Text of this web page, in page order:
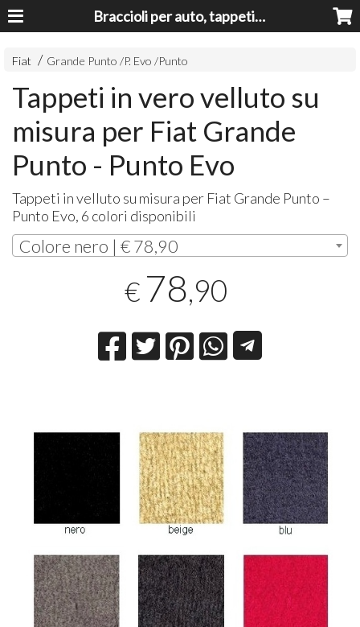
Braccioli per auto, tappeti auto, accessori auto MADE IN ITALY - Armrests, Mittelarmlehnen, Accoundoirs
Fiat Grande Punto /P. Evo /Punto
Tappeti in vero velluto su
misura per Fiat Grande
Punto - Punto Evo
Tappeti in velluto su misura per Fiat Grande Punto –
Punto Evo, 6 colori disponibili
Colore nero | € 78,90
€ 78,90